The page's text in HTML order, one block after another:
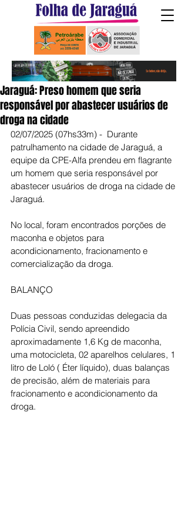
Jaraguá: Preso homem que seria
responsável por abastecer usuários de
droga na cidade
02/07/2025 (07hs33m) -  Durante
patrulhamento na cidade de Jaraguá, a
equipe da CPE-Alfa prendeu em flagrante
um homem que seria responsável por
abastecer usuários de droga na cidade de
Jaraguá.
No local, foram encontrados porções de
maconha e objetos para
acondicionamento, fracionamento e
comercialização da droga.
BALANÇO
Duas pessoas conduzidas delegacia da
Polícia Civil, sendo apreendido
aproximadamente 1,6 Kg de maconha,
uma motocicleta, 02 aparelhos celulares, 1
litro de Loló ( Éter líquido), duas balanças
de precisão, além de materiais para
fracionamento e acondicionamento da
droga.